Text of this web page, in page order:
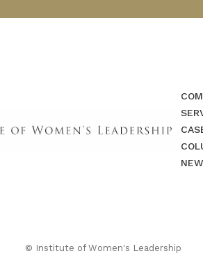
© Institute of Women's Leadership